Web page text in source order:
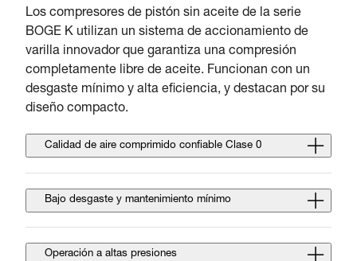
Los compresores de pistón sin aceite de la serie
BOGE K utilizan un sistema de accionamiento de
varilla innovador que garantiza una compresión
completamente libre de aceite. Funcionan con un
desgaste mínimo y alta eficiencia, y destacan por su
diseño compacto.
Calidad de aire comprimido confiable Clase 0
Bajo desgaste y mantenimiento mínimo
Operación a altas presiones